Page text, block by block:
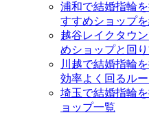
浦和で結婚指輪
すすめショップ
越谷レイクタウ
めショップと回
川越で結婚指輪
効率よく回るル
埼玉で結婚指輪
ョップ一覧